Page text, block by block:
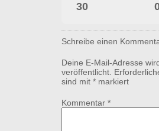
30
Schreibe einen
Deine E-Mail-Adresse
veröffentlicht.
sind mit * markiert
Kommentar *